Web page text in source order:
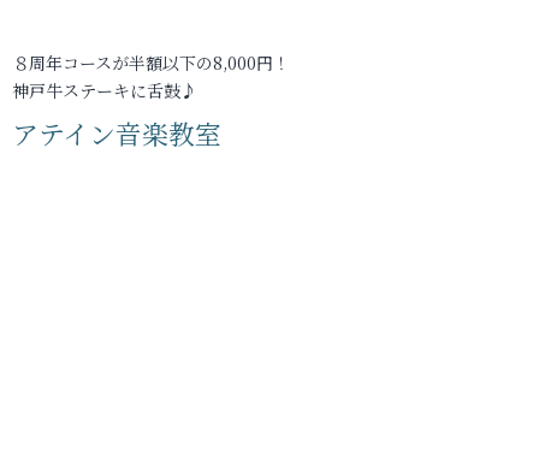
８周年コースが半額以下の8,000円！
神戸牛ステーキに舌鼓♪
アテイン音楽教室